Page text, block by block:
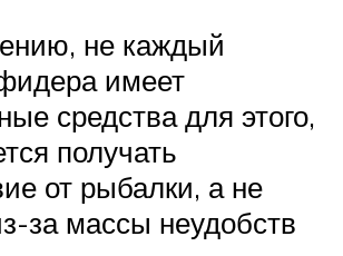
не каждый
имеет
средства для этого,
получать
от рыбалки, а не
за массы неудобств